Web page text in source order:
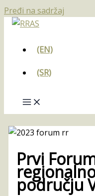
Pređi na sadržaj
(EN)
(SR)
Prvi
području